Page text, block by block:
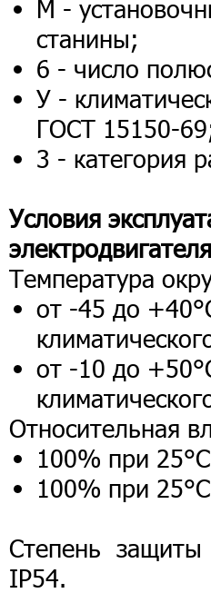
М -
станины;
6 - число
У -
ГОСТ 15150-
3 - категория
Условия
Температура
от -45 до
от -10 до
Относительная
100% при
100% при
Степень защиты
IР54.